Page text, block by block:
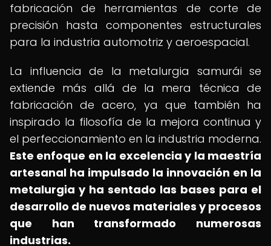
fabricación de herramientas de corte de
precisión hasta componentes estructurales
para la industria automotriz y aeroespacial.
La influencia de la metalurgia samurái se
extiende más allá de la mera técnica de
fabricación de acero, ya que también ha
inspirado la filosofía de la mejora continua y
el perfeccionamiento en la industria moderna.
Este enfoque en la excelencia y la maestría
artesanal ha impulsado la innovación en la
metalurgia y ha sentado las bases para el
desarrollo de nuevos materiales y procesos
que han transformado numerosas
industrias.